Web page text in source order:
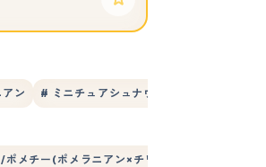
ン # ミニチュアシュナウザー
メチー(ポメラニアン×チワワ)